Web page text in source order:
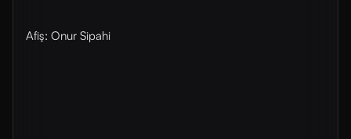
Afiş: Onur Sipahi